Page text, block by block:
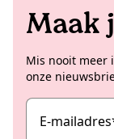
Maak
Mis nooit meer
onze
E-mailadres